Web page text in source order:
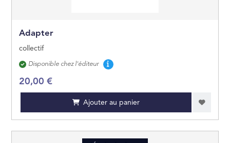
Adapter
collectif
Disponibilité
Disponible chez l'éditeur
20,00 €
Ajouter au panier